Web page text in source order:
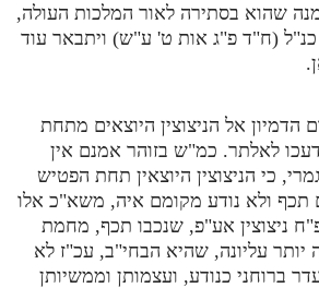
שהוא בסתירה לאור המלכות העולה,
(ח"ד פ"ג אות ט' ע"ש) ויתבאר עוד
הדמיון אל הניצוצין היוצאים מתחת
לאלתר. כמ"ש בזוהר אמנם אין
כי הניצוצין היוצאין תחת הפטיש
תכף ולא נודע מקומם איה, משא"כ אלו
ניצוצין אע"פ, שנכבו תכף, מחמת
יותר עליונה, שהיא הבחי"ב, עכ"ז לא
ברוחני כנודע, ועצמותן וממשיותן